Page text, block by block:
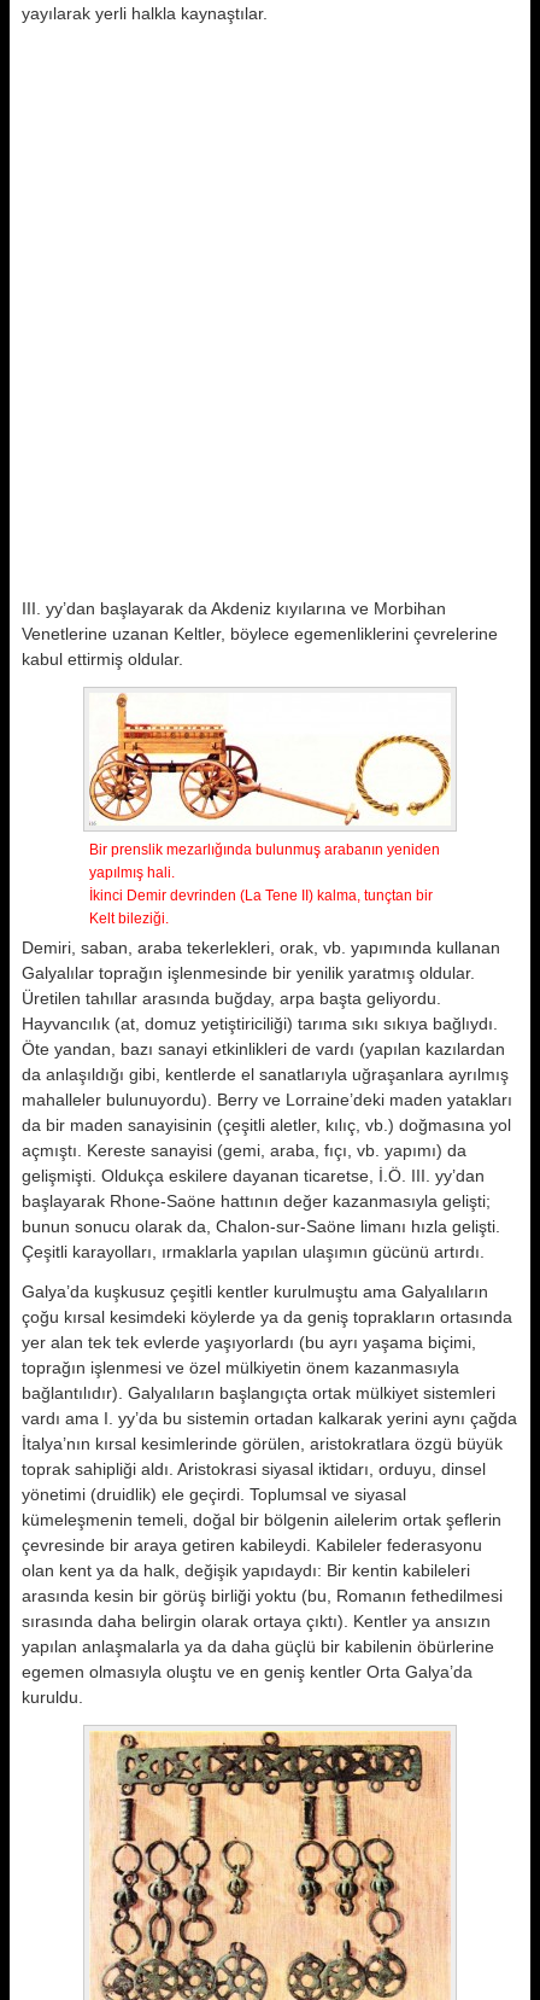
yayılarak yerli halkla kaynaştılar.
III. yy’dan başlayarak da Akdeniz kıyılarına ve Morbihan
Venetlerine uzanan Keltler, böylece egemenliklerini çevrelerine
kabul ettirmiş oldular.
Bir prenslik mezarlığında bulunmuş arabanın yeniden
yapılmış hali.
İkinci Demir devrinden (La Tene II) kalma, tunçtan bir
Kelt bileziği.
Demiri, saban, araba tekerlekleri, orak, vb. yapımında kullanan
Galyalılar toprağın işlenmesinde bir yenilik yaratmış oldular.
Üretilen tahıllar arasında buğday, arpa başta geliyordu.
Hayvancılık (at, domuz yetiştiriciliği) tarıma sıkı sıkıya bağlıydı.
Öte yandan, bazı sanayi etkinlikleri de vardı (yapılan kazılardan
da anlaşıldığı gibi, kentlerde el sanatlarıyla uğraşanlara ayrılmış
mahalleler bulunuyordu). Berry ve Lorraine’deki maden yatakları
da bir maden sanayisinin (çeşitli aletler, kılıç, vb.) doğmasına yol
açmıştı. Kereste sanayisi (gemi, araba, fıçı, vb. yapımı) da
gelişmişti. Oldukça eskilere dayanan ticaretse, İ.Ö. III. yy’dan
başlayarak Rhone-Saöne hattının değer kazanmasıyla gelişti;
bunun sonucu olarak da, Chalon-sur-Saöne limanı hızla gelişti.
Çeşitli karayolları, ırmaklarla yapılan ulaşımın gücünü artırdı.
Galya’da kuşkusuz çeşitli kentler kurulmuştu ama Galyalıların
çoğu kırsal kesimdeki köylerde ya da geniş toprakların ortasında
yer alan tek tek evlerde yaşıyorlardı (bu ayrı yaşama biçimi,
toprağın işlenmesi ve özel mülkiyetin önem kazanmasıyla
bağlantılıdır). Galyalıların başlangıçta ortak mülkiyet sistemleri
vardı ama I. yy’da bu sistemin ortadan kalkarak yerini aynı çağda
İtalya’nın kırsal kesimlerinde görülen, aristokratlara özgü büyük
toprak sahipliği aldı. Aristokrasi siyasal iktidarı, orduyu, dinsel
yönetimi (druidlik) ele geçirdi. Toplumsal ve siyasal
kümeleşmenin temeli, doğal bir bölgenin ailelerim ortak şeflerin
çevresinde bir araya getiren kabileydi. Kabileler federasyonu
olan kent ya da halk, değişik yapıdaydı: Bir kentin kabileleri
arasında kesin bir görüş birliği yoktu (bu, Romanın fethedilmesi
sırasında daha belirgin olarak ortaya çıktı). Kentler ya ansızın
yapılan anlaşmalarla ya da daha güçlü bir kabilenin öbürlerine
egemen olmasıyla oluştu ve en geniş kentler Orta Galya’da
kuruldu.